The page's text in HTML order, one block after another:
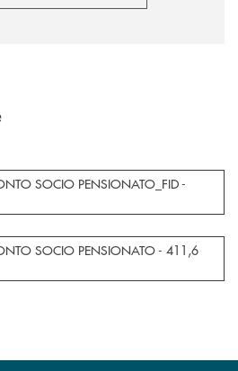
nuova finestra
SOCIO PENSIONATO_FID -
nuova finestra
SOCIO PENSIONATO - 411,6